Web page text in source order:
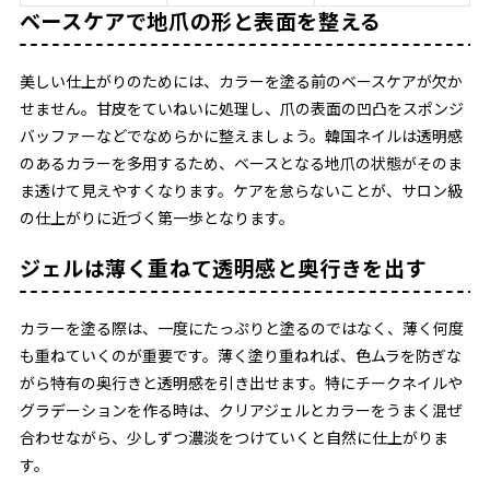
ベースケアで地爪の形と表面を整える
美しい仕上がりのためには、カラーを塗る前のベースケアが欠か
せません。甘皮をていねいに処理し、爪の表面の凹凸をスポンジ
バッファーなどでなめらかに整えましょう。韓国ネイルは透明感
のあるカラーを多用するため、ベースとなる地爪の状態がそのま
ま透けて見えやすくなります。ケアを怠らないことが、サロン級
の仕上がりに近づく第一歩となります。
ジェルは薄く重ねて透明感と奥行きを出す
カラーを塗る際は、一度にたっぷりと塗るのではなく、薄く何度
も重ねていくのが重要です。薄く塗り重ねれば、色ムラを防ぎな
がら特有の奥行きと透明感を引き出せます。特にチークネイルや
グラデーションを作る時は、クリアジェルとカラーをうまく混ぜ
合わせながら、少しずつ濃淡をつけていくと自然に仕上がりま
す。